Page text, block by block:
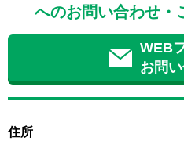
へのお問い合わせ・
WEB
お問
住所